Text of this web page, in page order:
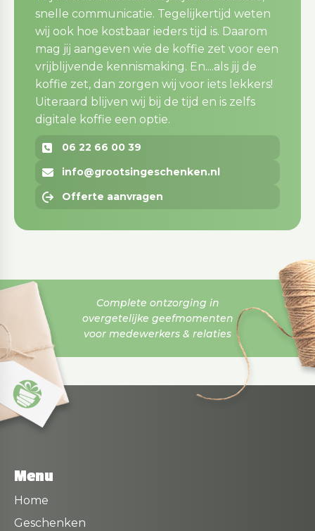
snelle communicatie. Tegelijkertijd weten
wij ook hoe kostbaar ieders tijd is. Daarom
mag jij aangeven wie de koffie zet voor een
vrijblijvende kennismaking. En....als jij de
koffie zet, dan zorgen wij voor iets lekkers!
Uiteraard blijven wij bij de tijd en is zelfs
digitale koffie een optie.
06 22 66 00 39
info@grootsingeschenken.nl
Offerte aanvragen
Complete ontzorging in
overgetelijke geefmomenten
voor medewerkers & relaties
Menu
Home
Geschenken